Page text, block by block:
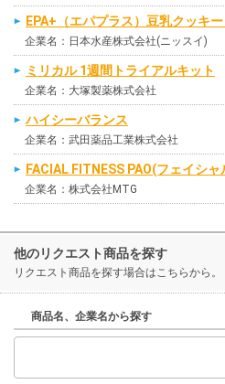
EPA+（エパプラス）豆乳クッキ
企業名：日本水産株式会社(ニッスイ)
ミリカル 1週間トライアルキット
企業名：大塚製薬株式会社
ハイシーバランス
企業名：武田薬品工業株式会社
FACIAL FITNESS PAO(フェイシ
企業名：株式会社MTG
他のリクエスト商品を探す
リクエスト商品を探す場合はこちらから。
商品名、企業名から探す